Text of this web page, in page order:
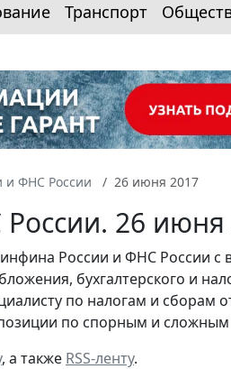
Транспорт
ФНС России 26 июня 2017
26 июня
России и ФНС России с
бухгалтерского и
по налогам и сборам
по спорным и
, а также RSS-ленту.